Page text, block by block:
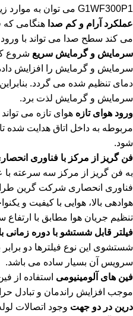
G1WF300P1 می توان به موارد زیر اشاره نمود:
عملکرد آرام و کم صدا هنگامی که
می کند سطح صدا می تواند با
سرمایش و گرمایش سریع شروع
سرمایش و گرمایش را افزایش
دمای تنظیم شده می گردد.
سرمایش و گرمایش لذت برد.
ورود هوای تازه هوای تازه می
مربوطه به داخل اتاق هدایت شده
شود.
فن گریز از مرکز با فناوری
به فن گریز از مرکز سه سرعته
فناوری انحصاری شرکت گرین
هوادهی بالا، هوایی با کیفیت و
تنظیم جریان هوا مطابق با
فیلتر قابل شستشو با دوره زمانی
شستشوی این نوع فیلترها دو
سرویس آن بسیار ساده می باشد.
فین های آلومینیومی استفاده از
موجب افزایش راندمان و تبادل
درین در دو جهت وجود اتصالات